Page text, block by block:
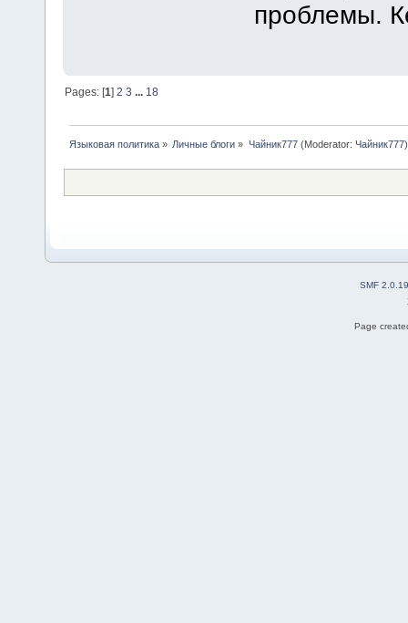
проблемы.
Pages: [1]2 3 ... 18
Языковая политика» Личные блоги » Чайник777(Moderator: Чайник777
SMF 2.0.19
Page